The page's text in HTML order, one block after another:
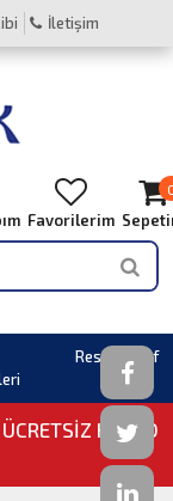
İletişim
Favorilerim
Resim Sahaf
KARGO